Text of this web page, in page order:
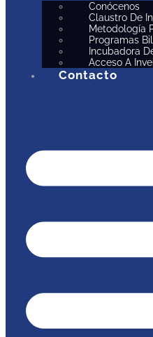
Conócenos
Claustro De
Metodología
Programas
Incubadora
Acceso A
Contacto